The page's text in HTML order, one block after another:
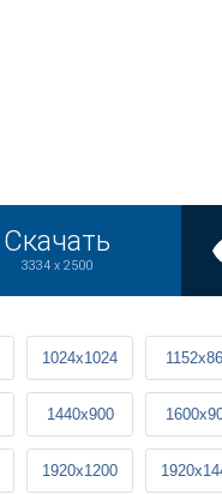
Скачать
3334 x 2500
1024x1024
1440x900
1920x1200